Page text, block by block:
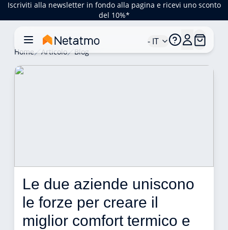
Iscriviti alla newsletter in fondo alla pagina e ricevi uno sconto
del 10%*
- IT
Home Articolo Blog
Le due aziende uniscono
le forze per creare il
miglior comfort termico e